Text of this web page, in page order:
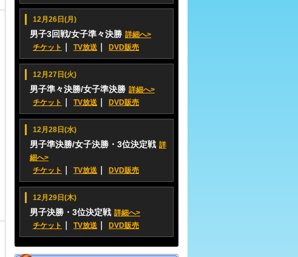
12月26日(月)
男子3回戦/女子準々決勝 詳細へ>
チケット
TV放送 DVD販売
12月27日(火)
男子準々決勝/女子準決勝 詳細へ>
チケット
TV放送 DVD販売
12月28日(水)
男子準決勝/女子決勝・3位決定戦 詳
細へ>
チケット
TV放送 DVD販売
12月29日(木)
男子決勝・3位決定戦 詳細へ>
チケット
TV放送 DVD販売